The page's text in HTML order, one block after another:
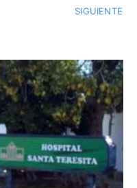
SIGUIENTE